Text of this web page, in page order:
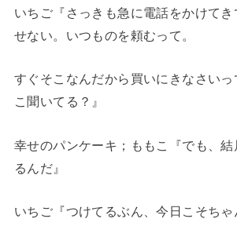
いちご『さっきも急に電話をかけて
せない。いつものを頼むって。
すぐそこなんだから買いにきなさい
こ聞いてる？』
幸せのパンケーキ；ももこ『でも、
るんだ』
いちご『つけてるぶん、今日こそち